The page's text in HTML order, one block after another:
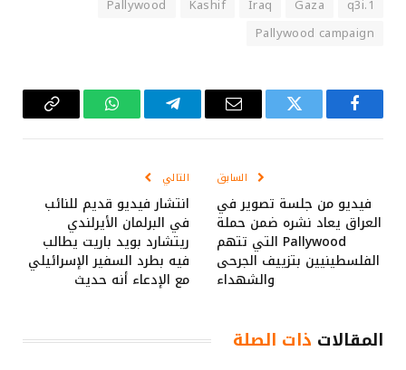
1.q3i
Gaza
Iraq
Kashif
Pallywood
Pallywood campaign
فيسبوك تويتر
البريد
تيلقرام واتساب Copy
السابق
فيديو من جلسة تصوير في
العراق يعاد نشره ضمن حملة
Pallywood التي تتهم
الفلسطينيين بتزييف الجرحى
والشهداء
التالي
انتشار فيديو قديم للنائب
في البرلمان الأيرلندي
ريتشارد بويد باريت يطالب
فيه بطرد السفير الإسرائيلي
مع الإدعاء أنه حديث
المقالات ذات الصلة